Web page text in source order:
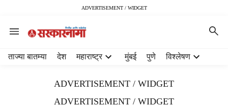
ADVERTISEMENT / WIDGET
ताज्या बातम्या देश महाराष्ट्र मुंबई पुणे विश्लेषण
ADVERTISEMENT / WIDGET
ADVERTISEMENT / WIDGET